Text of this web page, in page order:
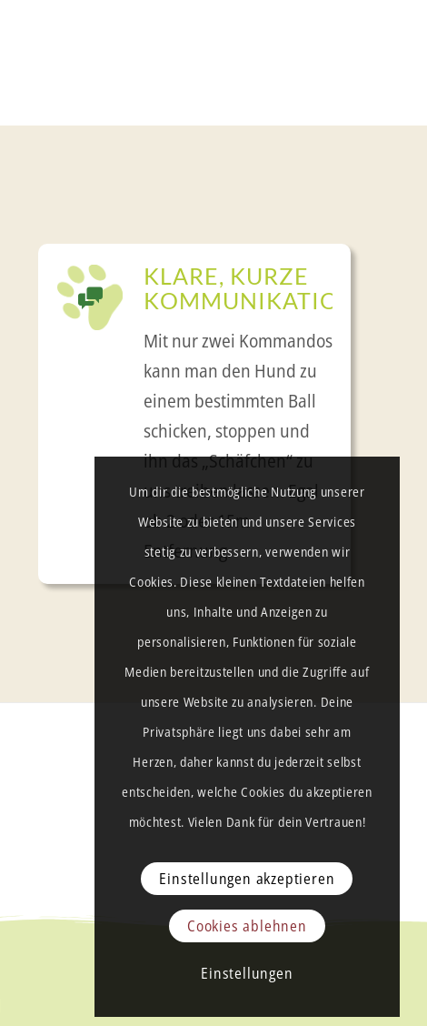
KLARE, KURZE
KOMMUNIKATION
Mit nur zwei Kommandos
kann man den Hund zu
einem bestimmten Ball
schicken, stoppen und
ihn das „Schäfchen“ zu
uns treiben lassen. Egal
ob 2 oder 15m
Entfernung.
Um dir die bestmögliche Nutzung unserer
Website zu bieten und unsere Services
stetig zu verbessern, verwenden wir
Cookies. Diese kleinen Textdateien helfen
uns, Inhalte und Anzeigen zu
personalisieren, Funktionen für soziale
Medien bereitzustellen und die Zugriffe auf
unsere Website zu analysieren. Deine
Privatsphäre liegt uns dabei sehr am
Herzen, daher kannst du jederzeit selbst
entscheiden, welche Cookies du akzeptieren
möchtest. Vielen Dank für dein Vertrauen!
Einstellungen akzeptieren
Cookies ablehnen
Einstellungen